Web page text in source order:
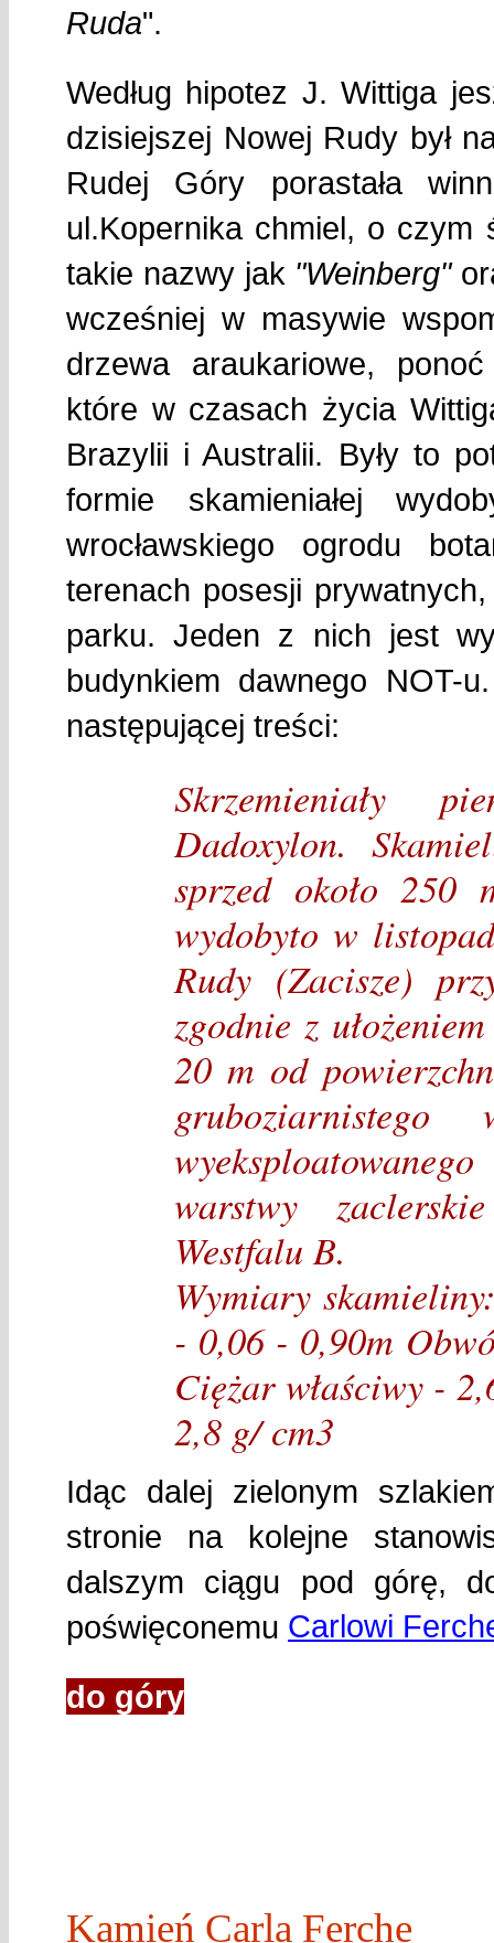
Ruda".
Według hipotez J. Wittiga
dzisiejszej Nowej Rudy był
Rudej Góry porastała
ul.Kopernika chmiel, o czym
takie nazwy jak "Weinberg"
wcześniej w masywie
drzewa araukariowe,
które w czasach życia
Brazylii i Australii. Były to
formie skamieniałej
wrocławskiego ogrodu
terenach posesji
parku. Jeden z nich jest
budynkiem dawnego NOT-
następującej treści:
Skrzemieniały
Dadoxylon.
sprzed około 250
wydobyto w
Rudy (Zacisze)
zgodnie z
20 m od
warstwy
Westfalu B.
Wymiary
- 0,06 - 0,90m
Ciężar właściwy -
2,8 g/ cm3
Idąc dalej zielonym
stronie na kolejne
dalszym ciągu pod górę,
poświęconemu Carlowi
do góry
Kamień Carla Ferche